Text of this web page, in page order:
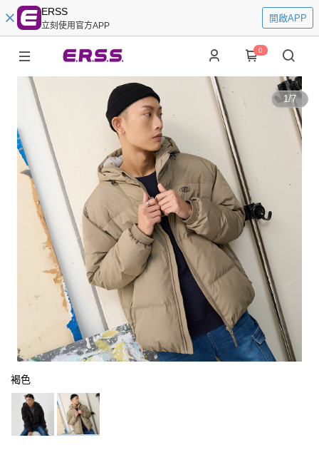
ERSS
立刻使用官方APP
開啟APP
0
1/7
褐色